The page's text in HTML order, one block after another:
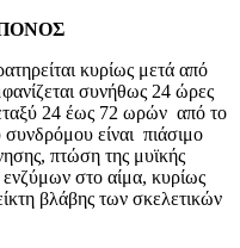
κυρίως μετά από
συνήθως 24 ώρες
24 έως 72 ωρών από το
είναι πιάσιμο
πτώση της μυϊκής
στο αίμα, κυρίως
βλάβης των σκελετικών